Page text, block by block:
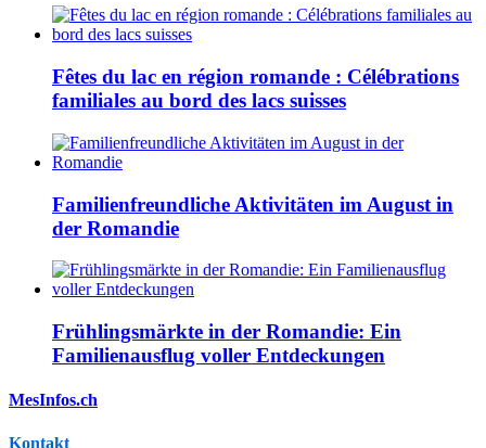
Fêtes du lac en région romande : Célébrations
familiales au bord des lacs suisses
Familienfreundliche Aktivitäten im August in
der Romandie
Frühlingsmärkte in der Romandie: Ein
Familienausflug voller Entdeckungen
MesInfos.ch
Kontakt